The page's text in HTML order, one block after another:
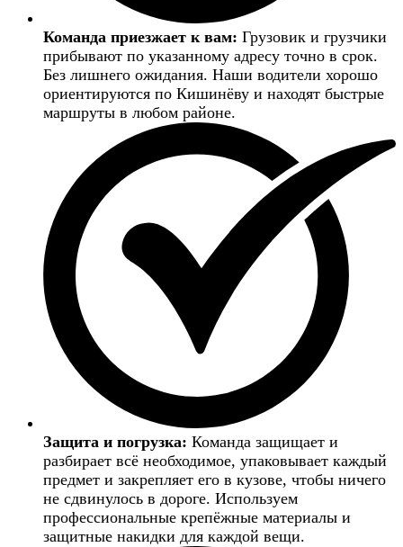
Команда приезжает к вам: Грузовик и грузчики
прибывают по указанному адресу точно в срок.
Без лишнего ожидания. Наши водители хорошо
ориентируются по Кишинёву и находят быстрые
маршруты в любом районе.
Защита и погрузка: Команда защищает и
разбирает всё необходимое, упаковывает каждый
предмет и закрепляет его в кузове, чтобы ничего
не сдвинулось в дороге. Используем
профессиональные крепёжные материалы и
защитные накидки для каждой вещи.